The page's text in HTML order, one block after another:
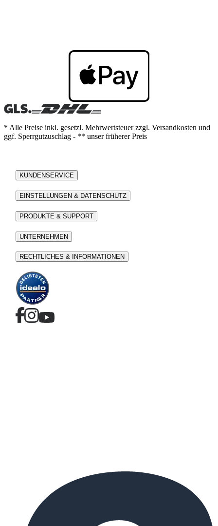
* Alle Preise inkl. gesetzl. Mehrwertsteuer zzgl. Versandkosten und
ggf. Sperrgutzuschlag - ** unser früherer Preis
KUNDENSERVICE
EINSTELLUNGEN & DATENSCHUTZ
PRODUKTE & SUPPORT
UNTERNEHMEN
RECHTLICHES & INFORMATIONEN